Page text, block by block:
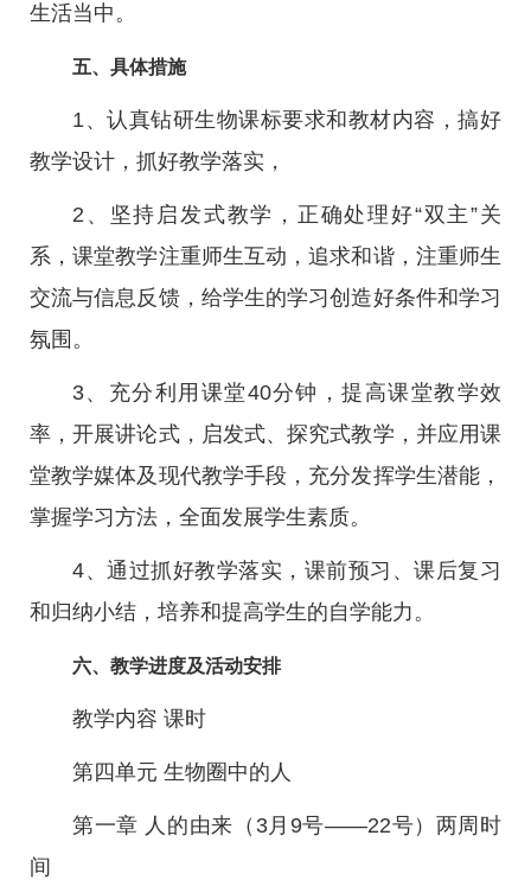
生活当中。
五、具体措施
1、认真钻研生物课标要求和教材内容，搞好
教学设计，抓好教学落实，
2、坚持启发式教学，正确处理好“双主”关
系，课堂教学注重师生互动，追求和谐，注重师生
交流与信息反馈，给学生的学习创造好条件和学习
氛围。
3、充分利用课堂40分钟，提高课堂教学效
率，开展讲论式，启发式、探究式教学，并应用课
堂教学媒体及现代教学手段，充分发挥学生潜能，
掌握学习方法，全面发展学生素质。
4、通过抓好教学落实，课前预习、课后复习
和归纳小结，培养和提高学生的自学能力。
六、教学进度及活动安排
教学内容 课时
第四单元 生物圈中的人
第一章 人的由来（3月9号——22号）两周时
间